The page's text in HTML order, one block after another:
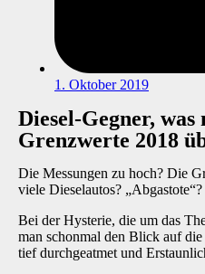
1. Oktober 2019
Diesel-Gegner,
Grenzwerte 2018
Die Messungen zu hoch? Die
viele Dieselautos? „Abgastote“?
Bei der Hysterie, die um das
man schonmal den Blick auf
tief durchgeatmet und